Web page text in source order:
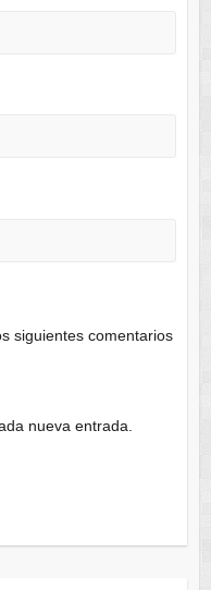
siguientes comentarios
nueva entrada.